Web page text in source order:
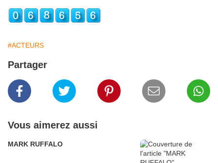
#ACTEURS
Partager
Vous aimerez aussi
MARK RUFFALO